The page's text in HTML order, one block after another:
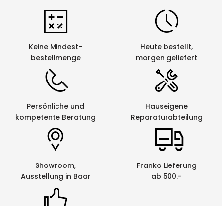
Keine Mindest-
bestellmenge
Heute bestellt,
morgen geliefert
Persönliche und
kompetente Beratung
Hauseigene
Reparaturabteilung
Showroom,
Ausstellung in Baar
Franko Lieferung
ab 500.-